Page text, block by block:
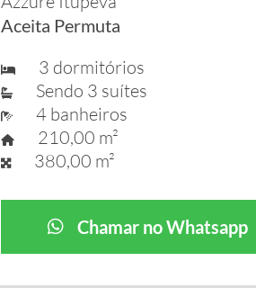
Aceita Permuta
3 dormitórios
Sendo 3 suítes
4 banheiros
210,00 m²
380,00 m²
Chamar no Whatsapp